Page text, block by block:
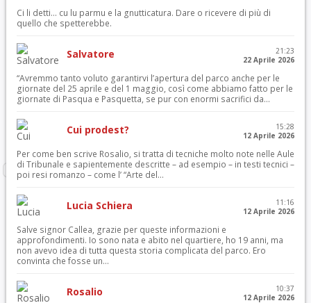
Ci li detti… cu lu parmu e la gnutticatura. Dare o ricevere di più di
quello che spetterebbe.
Salvatore
21:23
22 Aprile 2026
“Avremmo tanto voluto garantirvi l’apertura del parco anche per le
giornate del 25 aprile e del 1 maggio, così come abbiamo fatto per le
giornate di Pasqua e Pasquetta, se pur con enormi sacrifici da...
Cui prodest?
15:28
12 Aprile 2026
Per come ben scrive Rosalio, si tratta di tecniche molto note nelle Aule
di Tribunale e sapientemente descritte – ad esempio – in testi tecnici –
poi resi romanzo – come l’ “Arte del...
Lucia Schiera
11:16
12 Aprile 2026
Salve signor Callea, grazie per queste informazioni e
approfondimenti. Io sono nata e abito nel quartiere, ho 19 anni, ma
non avevo idea di tutta questa storia complicata del parco. Ero
convinta che fosse un...
Rosalio
10:37
12 Aprile 2026